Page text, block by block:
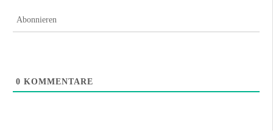
Abonnieren
0 KOMMENTARE